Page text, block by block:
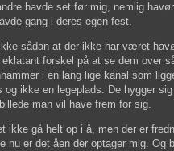
havde set før mig, nemlig
gang i deres egen fest.
sådan at der ikke har været
eklatant forskel på at se dem over
i en lang lige kanal som
og ikke en legeplads. De hygger
man vil have frem for sig.
ikke gå helt op i å, men der er
nu er det åen der optager mig. Og